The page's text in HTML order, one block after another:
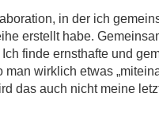
in der ich
erstellt habe.
finde ernsthafte und
wirklich etwas
das auch nicht meine